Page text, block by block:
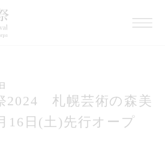
ゅつさい2024 札幌芸
場が1にがつ16日どよ
ン
2024 札幌芸術の森美
16日(土)先行オープ